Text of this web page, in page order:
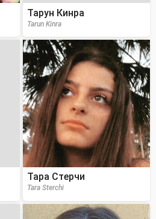
Тарун Кинра
Tarun Kinra
Тара Стерчи
Tara Sterchi